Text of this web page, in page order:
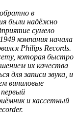
в
были надёжно
сумело
компания начала
Philips Records.
которая быстро
их качества
для записи звука, и
виниловые
и кассетный